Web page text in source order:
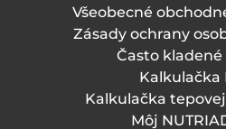
Všeobecné
Zásady ochrany
Často
Kalkulačka
Kalkulačka
Môj